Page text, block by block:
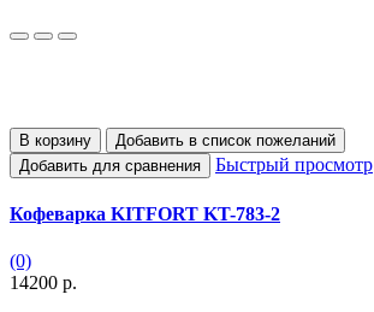
В корзину
Добавить в список пожеланий
Добавить для сравнения
Быстрый просмотр
Кофеварка KITFORT KT-783-2
(0)
14200 р.